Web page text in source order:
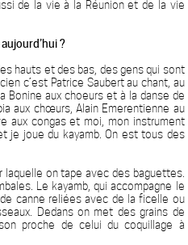
de la vie à la Réunion et de la vie
?
hauts et des bas, des gens qui sont
c’est Patrice Saubert au chant, au
Bonine aux choeurs et à la danse de
aux chœurs, Alain Emerentienne au
aux congas et moi, mon instrument
je joue du kayamb. On est tous des
laquelle on tape avec des baguettes.
Le kayamb, qui accompagne le
canne reliées avec de la ficelle ou
Dedans on met des grains de
proche de celui du coquillage à